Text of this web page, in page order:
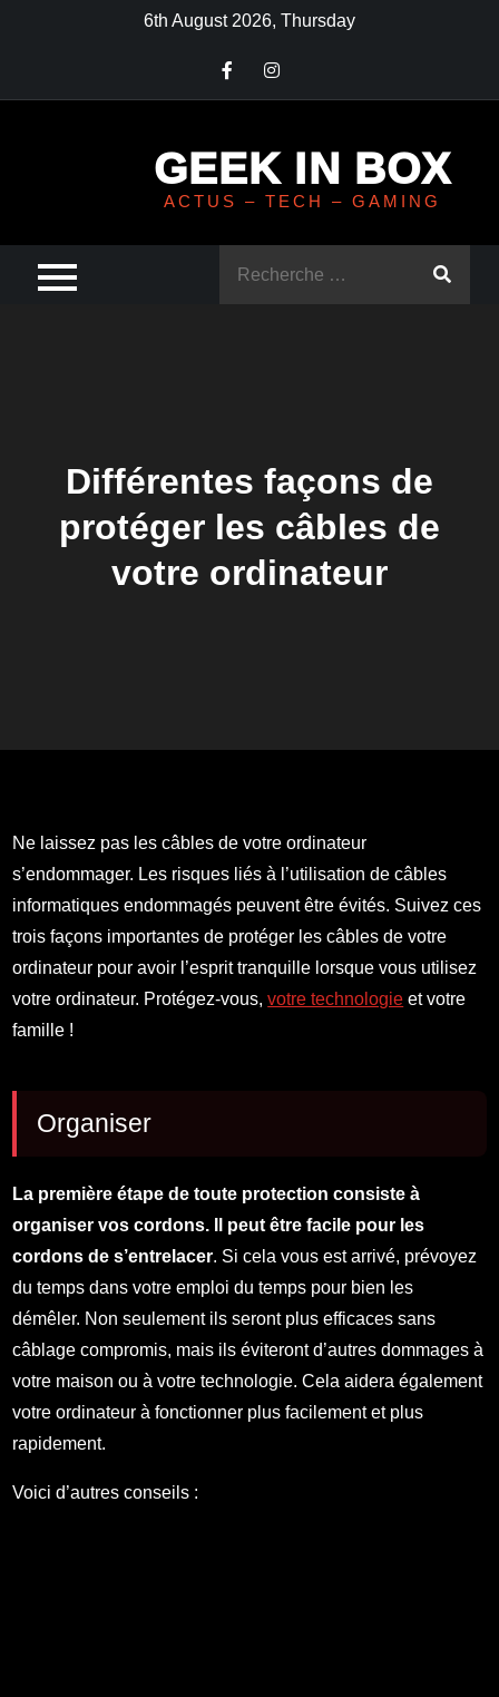
6th August 2026, Thursday
GEEK IN BOX
ACTUS – TECH – GAMING
Différentes façons de
protéger les câbles de
votre ordinateur
Ne laissez pas les câbles de votre ordinateur
s’endommager. Les risques liés à l’utilisation de câbles
informatiques endommagés peuvent être évités. Suivez ces
trois façons importantes de protéger les câbles de votre
ordinateur pour avoir l’esprit tranquille lorsque vous utilisez
votre ordinateur. Protégez-vous,votre technologie et votre
famille !
Organiser
La première étape de toute protection consiste à
organiser vos cordons. Il peut être facile pour les
cordons de s’entrelacer. Si cela vous est arrivé, prévoyez
du temps dans votre emploi du temps pour bien les
démêler. Non seulement ils seront plus efficaces sans
câblage compromis, mais ils éviteront d’autres dommages à
votre maison ou à votre technologie. Cela aidera également
votre ordinateur à fonctionner plus facilement et plus
rapidement.
Voici d’autres conseils :